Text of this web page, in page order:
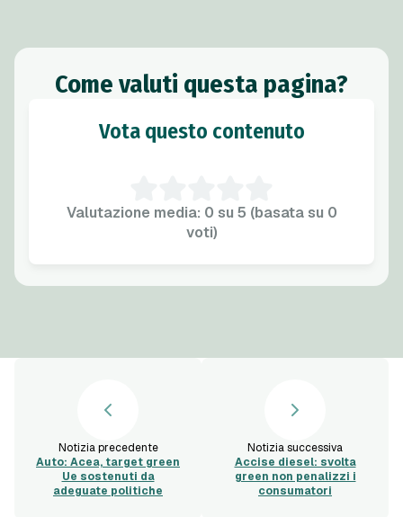
Come valuti questa pagina?
Vota questo contenuto
Valutazione media: 0 su 5 (basata su 0
voti)
Notizia precedente
Auto: Acea, target green
Ue sostenuti da
adeguate politiche
Notizia successiva
Accise diesel: svolta
green non penalizzi i
consumatori